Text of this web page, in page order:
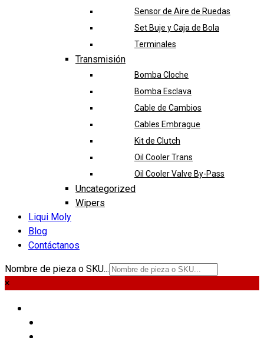
Sensor de Aire de Ruedas
Set Buje y Caja de Bola
Terminales
Transmisión
Bomba Cloche
Bomba Esclava
Cable de Cambios
Cables Embrague
Kit de Clutch
Oil Cooler Trans
Oil Cooler Valve By-Pass
Uncategorized
Wipers
Liqui Moly
Blog
Contáctanos
Nombre de pieza o SKU...
×